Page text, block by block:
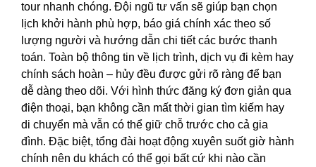
tour nhanh chóng. Đội ngũ tư vấn sẽ giúp bạn chọn
lịch khởi hành phù hợp, báo giá chính xác theo số
lượng người và hướng dẫn chi tiết các bước thanh
toán. Toàn bộ thông tin về lịch trình, dịch vụ đi kèm hay
chính sách hoàn – hủy đều được gửi rõ ràng để bạn
dễ dàng theo dõi. Với hình thức đăng ký đơn giản qua
điện thoại, bạn không cần mất thời gian tìm kiếm hay
di chuyển mà vẫn có thể giữ chỗ trước cho cả gia
đình. Đặc biệt, tổng đài hoạt động xuyên suốt giờ hành
chính nên du khách có thể gọi bất cứ khi nào cần